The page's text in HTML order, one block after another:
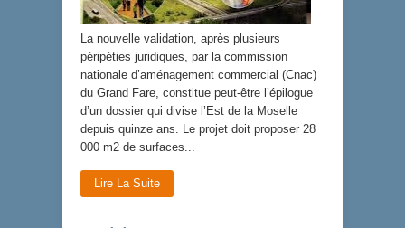
La nouvelle validation, après plusieurs
péripéties juridiques, par la commission
nationale d’aménagement commercial (Cnac)
du Grand Fare, constitue peut-être l’épilogue
d’un dossier qui divise l’Est de la Moselle
depuis quinze ans. Le projet doit proposer 28
000 m2 de surfaces...
Lire La Suite